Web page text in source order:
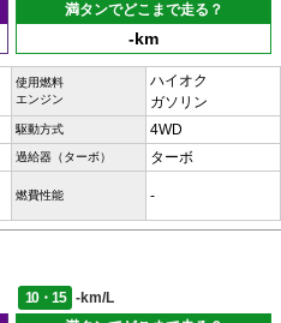
満タンでどこまで走る？
-km
使用燃料
エンジン
ハイオク
ガソリン
駆動方式 4WD
過給器（ターボ） ターボ
燃費性能 -
10・15
-km/L